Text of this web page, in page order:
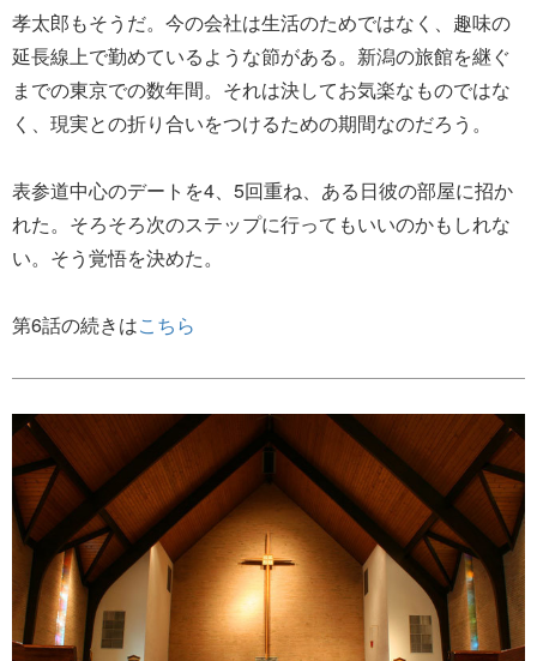
孝太郎もそうだ。今の会社は生活のためではなく、趣味の
延長線上で勤めているような節がある。新潟の旅館を継ぐ
までの東京での数年間。それは決してお気楽なものではな
く、現実との折り合いをつけるための期間なのだろう。
表参道中心のデートを4、5回重ね、ある日彼の部屋に招か
れた。そろそろ次のステップに行ってもいいのかもしれな
い。そう覚悟を決めた。
第6話の続きはこちら